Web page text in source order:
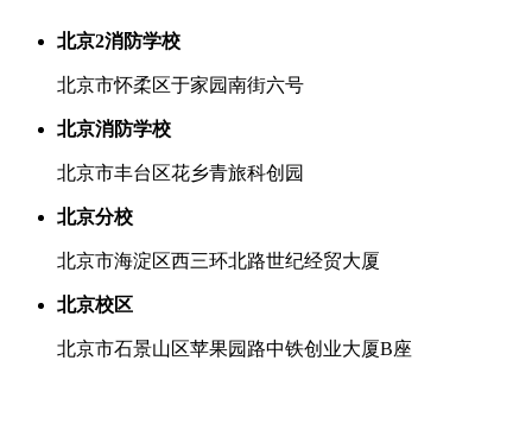
北京2消防学校
北京市怀柔区于家园南街六号
北京消防学校
北京市丰台区花乡青旅科创园
北京分校
北京市海淀区西三环北路世纪经贸大厦
北京校区
北京市石景山区苹果园路中铁创业大厦B座